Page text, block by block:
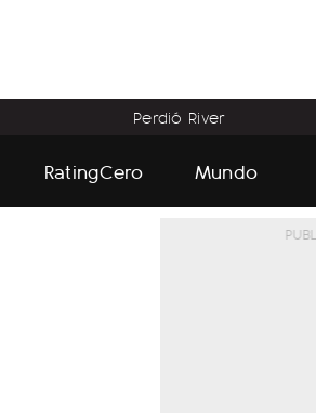
Perdió River
RatingCero Mundo